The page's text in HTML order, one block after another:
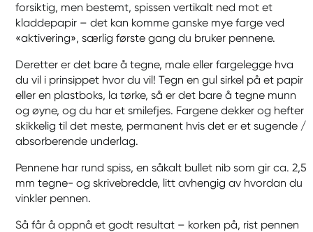
forsiktig, men bestemt, spissen vertikalt ned mot et
kladdepapir – det kan komme ganske mye farge ved
«aktivering», særlig første gang du bruker pennene.
Deretter er det bare å tegne, male eller fargelegge hva
du vil i prinsippet hvor du vil! Tegn en gul sirkel på et papir
eller en plastboks, la tørke, så er det bare å tegne munn
og øyne, og du har et smilefjes. Fargene dekker og hefter
skikkelig til det meste, permanent hvis det er et sugende /
absorberende underlag.
Pennene har rund spiss, en såkalt bullet nib som gir ca. 2,5
mm tegne- og skrivebredde, litt avhengig av hvordan du
vinkler pennen.
Så får å oppnå et godt resultat – korken på, rist pennen